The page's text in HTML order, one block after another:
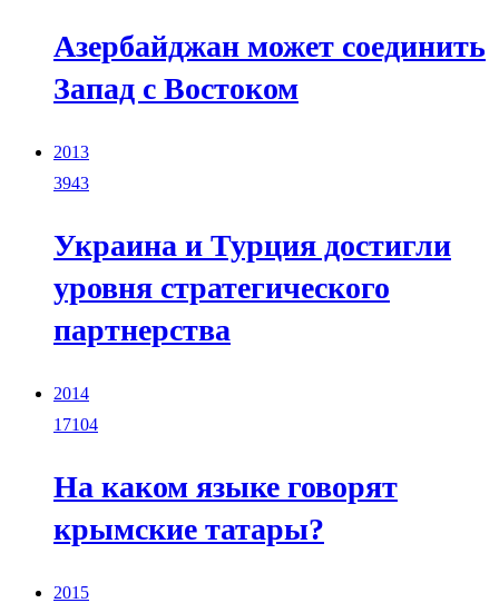
Азербайджан может соединить
Запад с Востоком
2013
3943
Украина и Турция достигли
уровня стратегического
партнерства
2014
17104
На каком языке говорят
крымские татары?
2015